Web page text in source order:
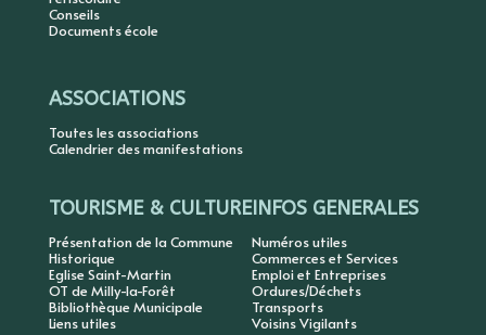
Conseils
Documents école
ASSOCIATIONS
Toutes les associations
Calendrier des manifestations
TOURISME & CULTURE
Présentation de la Commune
Historique
Eglise Saint-Martin
OT de Milly-la-Forêt
Bibliothèque Municipale
Liens utiles
INFOS GENERALES
Numéros utiles
Commerces et Services
Emploi et Entreprises
Ordures/Déchets
Transports
Voisins Vigilants